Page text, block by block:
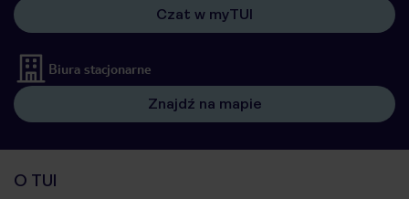
Czat w myTUI
Biura stacjonarne
Znajdź na mapie
O TUI